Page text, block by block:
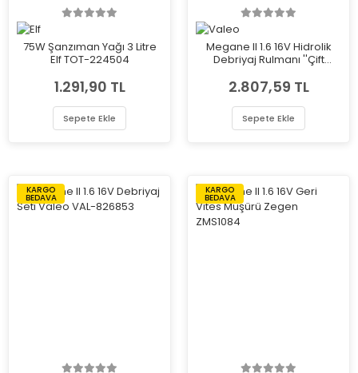
75W Şanzıman Yağı 3 Litre
Elf TOT-224504
1.291,90 TL
Sepete Ekle
Megane II 1.6 16V Hidrolik
Debriyaj Rulmanı ''Çift
2.807,59 TL
Sepete Ekle
KARGO
BEDAVA
KARGO
BEDAVA